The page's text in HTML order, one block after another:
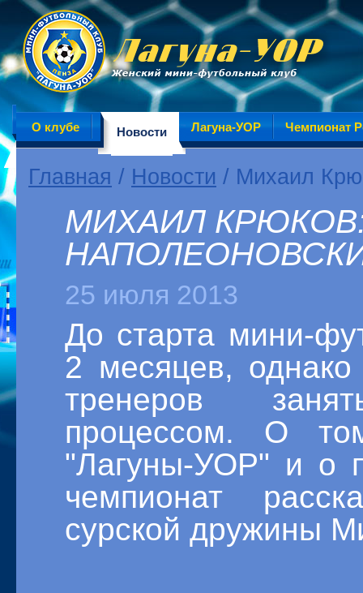
О клубе Новости Лагуна-УОР Чемпионат
Главная / Новости / Михаил
МИХАИЛ
25 июля 2013
До старта мини-
2 месяцев,
тренеров
процессом. О
"Лагуны-УОР" и о
чемпионат
сурской дружины